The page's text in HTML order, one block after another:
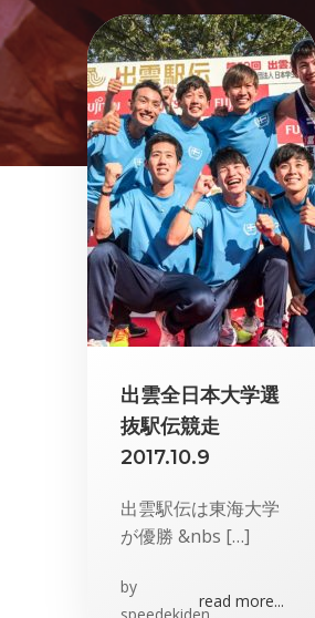
出雲全日本大学選
抜駅伝競走
2017.10.9
出雲駅伝は東海大学
が優勝 &nbs […]
by
read more...